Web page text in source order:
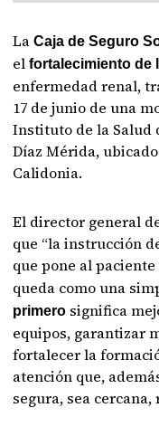
LaCaja de Seguro
elfortalecimiento de
enfermedad renal,
17 de junio de una
Instituto de la Salud
Díaz Mérida,
Calidonia.
El director general
que “la instrucción
que pone al
queda como una
primero significa
equipos, garantizar
fortalecer la
atención que,
segura, sea cercana,